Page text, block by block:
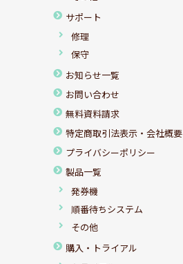
サポート
修理
保守
お知らせ一覧
お問い合わせ
無料資料請求
特定商取引法表示・会社概要
プライバシーポリシー
製品一覧
発券機
順番待ちシステム
その他
購入・トライアル